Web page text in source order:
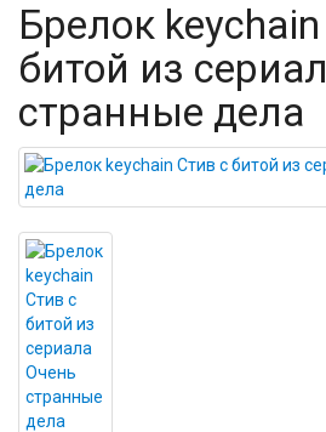
Брелок
битой из
странные дела